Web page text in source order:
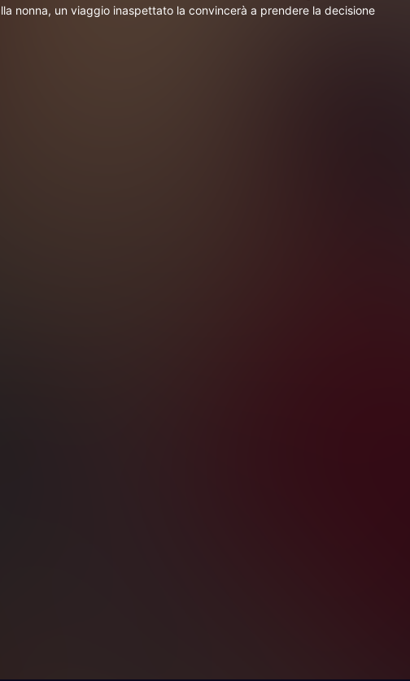
nonna, un viaggio inaspettato la convincerà a prendere la decisione